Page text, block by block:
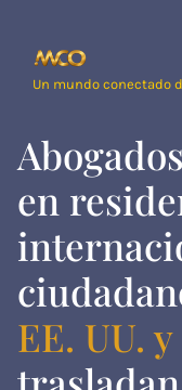
Un mundo conectado
en
EE. UU.